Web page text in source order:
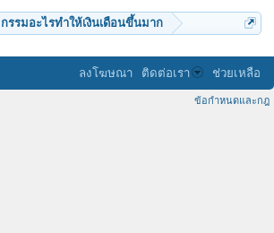
กรรมอะไรทำให้เงินเดือนขึ้นมาก
ลงโฆษณา ติดต่อเรา ช่วยเหลือ
ข้อกำหนดและกฎ